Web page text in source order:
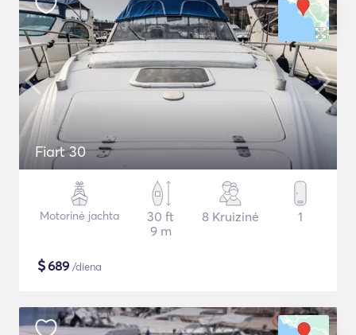
Fiart 30
Motorinė jachta
30 ft
9 m
8 Kruizinė 1
$689 /diena